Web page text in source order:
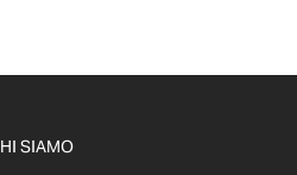
SIAMO